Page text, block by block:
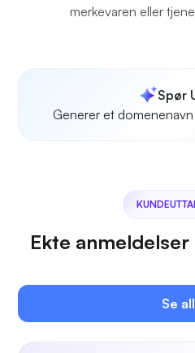
merkevaren eller
Spør
Generer et
Ekte
Se